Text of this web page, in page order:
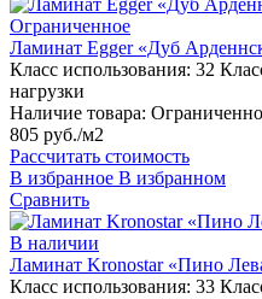
Ограниченное
Ламинат Egger «Дуб
Класс использования: 32
нагрузки
Наличие товара:
805 руб./м2
Рассчитать стоимость
В избранное В избранном
Сравнить
В наличии
Ламинат Kronostar «Пино
Класс использования: 33